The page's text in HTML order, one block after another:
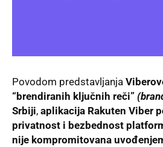
Povodom predstavljanja
“brendiranih ključnih reči”
Srbiji, aplikacija Rakuten Viber
privatnost i bezbednost
nije kompromitovana